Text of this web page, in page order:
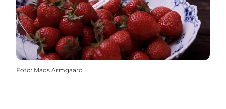
Foto: Mads Armgaard